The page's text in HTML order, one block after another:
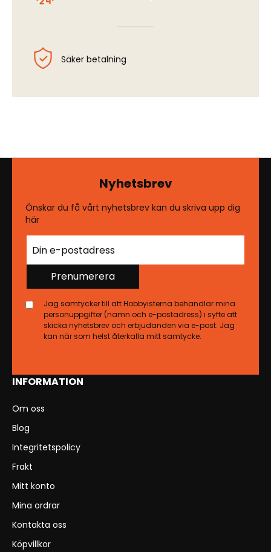
Säker betalning
INFORMATION
Om oss
Blog
Integritetspolicy
Frakt
Mitt konto
Mina ordrar
Kontakta oss
Köpvillkor
Nyhetsbrev
Önskar du få vårt nyhetsbrev kan du skriva upp dig
här
Prenumerera
Jag samtycker till att Hobbyisterna behandlar mina
personuppgifter (namn och e-postadress) i syfte att
skicka nyhetsbrev och erbjudanden via e-post. Jag
kan när som helst återkalla mitt samtycke.